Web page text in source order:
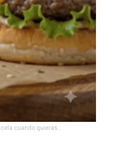
cuando quieras...